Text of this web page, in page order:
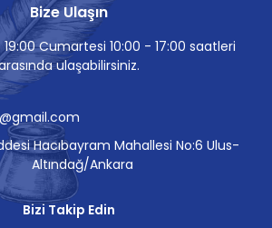
Bize Ulaşın
Cumartesi 10:00 - 17:00 saatleri
ulaşabilirsiniz.
Hacıbayram Mahallesi No:6 Ulus-
Altındağ/Ankara
Bizi Takip Edin